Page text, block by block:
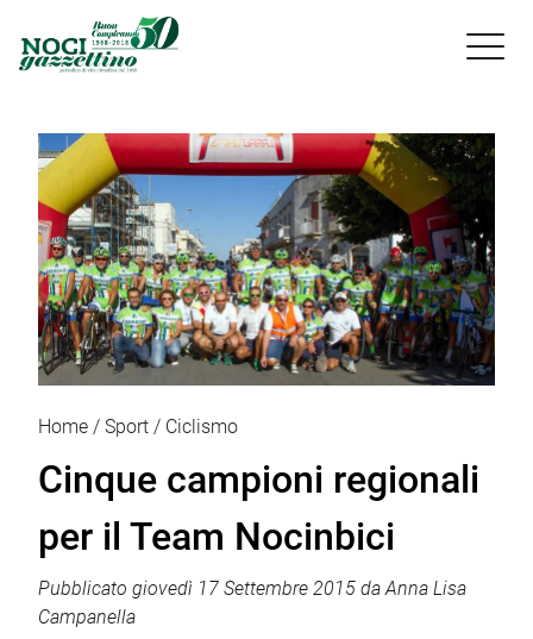

Home Sport Ciclismo
Cinque campioni regionali
per il Team Nocinbici
Pubblicato giovedì 17 Settembre 2015 daAnna Lisa
Campanella